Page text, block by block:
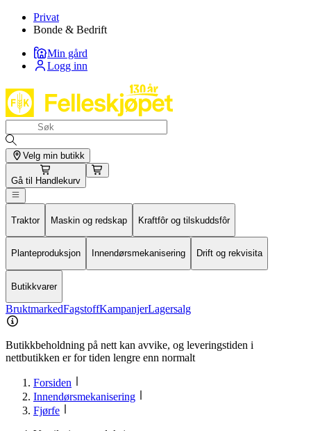
Privat
Bonde & Bedrift
Min gård
Logg inn
Velg min butikk
Gå til Handlekurv
Traktor Maskin og redskap Kraftfôr og tilskuddsfôr
Planteproduksjon Innendørsmekanisering Drift og rekvisita
Butikkvarer
BruktmarkedFagstoffKampanjerLagersalg
Butikkbeholdning på nett kan avvike, og leveringstiden i
nettbutikken er for tiden lengre enn normalt
Forsiden
Innendørsmekanisering
Fjørfe